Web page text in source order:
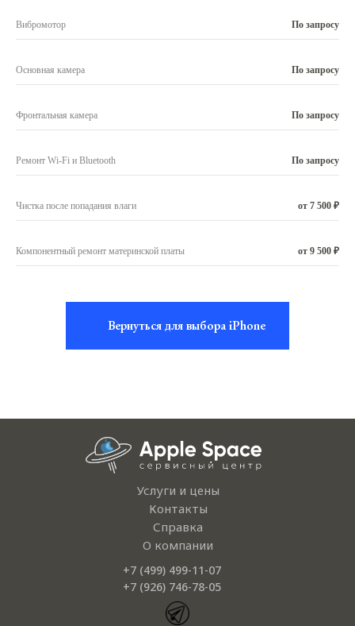
iPhone 13 Pro
iPhone 13 Pro
Вибромотор По запросу
Основная камера По запросу
Фронтальная камера По запросу
Ремонт Wi-Fi и Bluetooth По запросу
Чистка после попадания влаги от 7 500 ₽
Компонентный ремонт материнской платы от 9 500 ₽
Вернуться для выбора iPhone
Услуги и цены
О компании
Справка
Контакты
+7 (499) 499-11-07
+7 (926) 746-78-05